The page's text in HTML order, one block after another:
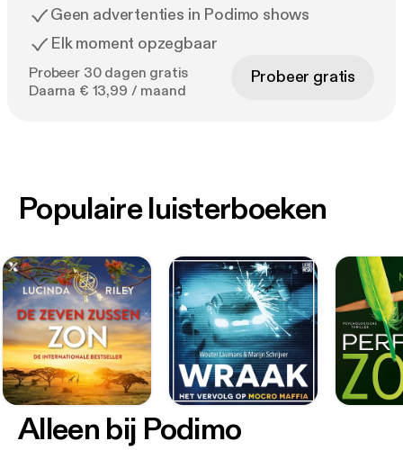
Geen advertenties in Podimo shows
Elk moment opzegbaar
Probeer 30 dagen gratis
Daarna € 13,99 / maand
Probeer gratis
Alleen bij Podimo
Populaire luisterboeken